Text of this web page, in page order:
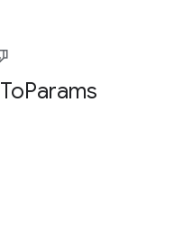
ToParams